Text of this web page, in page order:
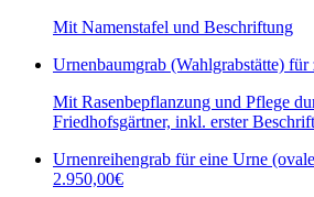
Mit Namenstafel und Beschriftung
Urnenbaumgrab (Wahlgrabstätte)
Mit Rasenbepflanzung und Pflege
Friedhofsgärtner, inkl. erster
Urnenreihengrab für eine Urne
2.950,00€